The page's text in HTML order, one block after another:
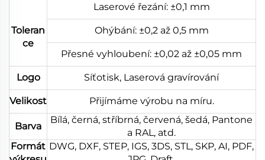
Toleran
ce
Laserové řezání: ±0,1 mm
Ohýbání: ±0,2 až 0,5 mm
Přesné vyhloubení: ±0,02 až ±0,05 mm
Logo Síťotisk, Laserová gravírování
Velikost Přijímáme výrobu na míru.
Barva
Bílá, černá, stříbrná, červená, šedá, Pantone
a RAL, atd.
Formát DWG, DXF, STEP, IGS, 3DS, STL, SKP, AI, PDF,